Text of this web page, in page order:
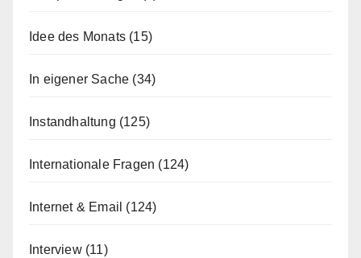
Idee des Monats (15)
In eigener Sache (34)
Instandhaltung (125)
Internationale Fragen (124)
Internet & Email (124)
Interview(11)